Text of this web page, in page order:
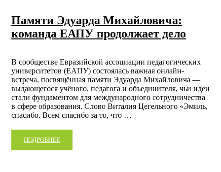
Памяти Эдуарда Михайловича:
команда ЕАПУ продолжает дело
В сообществе Евразийской ассоциации педагогических
университетов (ЕАПУ) состоялась важная онлайн-
встреча, посвящённая памяти Эдуарда Михайловича —
выдающегося учёного, педагога и объединителя, чьи идеи
стали фундаментом для международного сотрудничества
в сфере образования. Слово Виталия Цегельного «Эмиль,
спасибо. Всем спасибо за то, что …
ПОДРОБНЕЕ